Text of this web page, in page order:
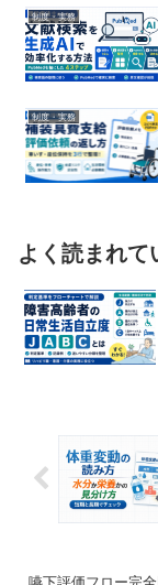
制度・実務
制度・実務
よく読まれて